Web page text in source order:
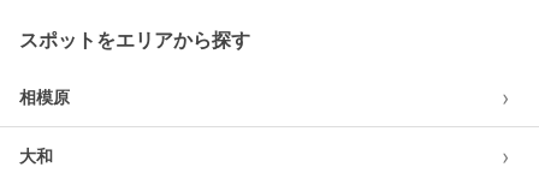
スポットをエリアから探す
相模原 ›
大和 ›